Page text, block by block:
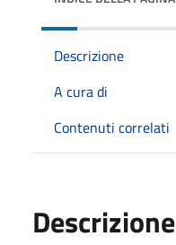
Descrizione
A cura di
Contenuti correlati
Descrizione